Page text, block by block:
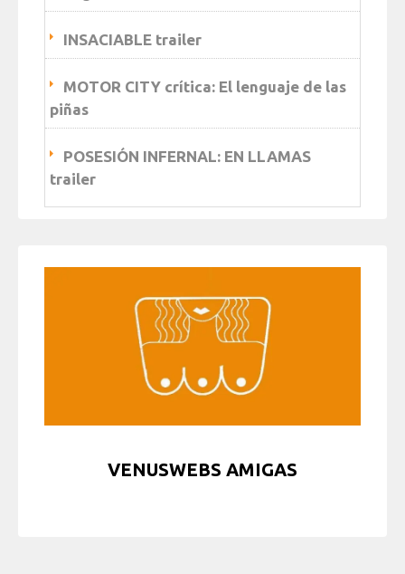
INSACIABLE trailer
MOTOR CITY crítica: El lenguaje de las
piñas
POSESIÓN INFERNAL: EN LLAMAS
trailer
VENUSWEBS AMIGAS